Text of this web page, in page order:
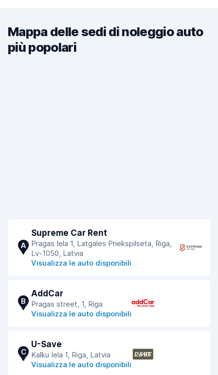
Mappa delle sedi di noleggio auto
più popolari
A
Supreme Car Rent
Pragas Iela 1, Latgales Priekspilseta, Riga,
Lv-1050, Latvia
Visualizza le auto disponibili
B
AddCar
Pragas street, 1, Riga
Visualizza le auto disponibili
C
U-Save
Kalku Iela 1, Riga, Latvia
Visualizza le auto disponibili